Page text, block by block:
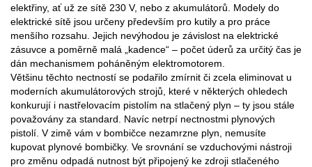
elektřiny, ať už ze sítě 230 V, nebo z akumulátorů. Modely do
elektrické sítě jsou určeny především pro kutily a pro práce
menšího rozsahu. Jejich nevýhodou je závislost na elektrické
zásuvce a poměrně malá „kadence“ – počet úderů za určitý čas je
dán mechanismem poháněným elektromotorem.
Většinu těchto nectností se podařilo zmírnit či zcela eliminovat u
moderních akumulátorových strojů, které v některých ohledech
konkurují i nastřelovacím pistolím na stlačený plyn – ty jsou stále
považovány za standard. Navíc netrpí nectnostmi plynových
pistolí. V zimě vám v bombičce nezamrzne plyn, nemusíte
kupovat plynové bombičky. Ve srovnání se vzduchovými nástroji
pro změnu odpadá nutnost být připojený ke zdroji stlačeného